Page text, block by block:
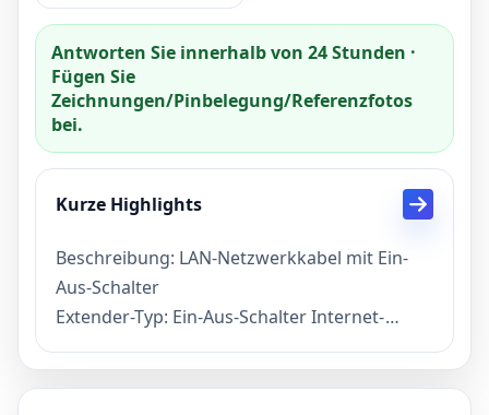
Antworten Sie innerhalb von 24 Stunden ·
Fügen Sie
Zeichnungen/Pinbelegung/Referenzfotos
bei.
Kurze Highlights
Beschreibung: LAN-Netzwerkkabel mit Ein-
Aus-Schalter
Extender-Typ: Ein-Aus-Schalter Internet-
Verlängerungskabel
Funktion: Ein-Aus-Schalter RJ45 8P8C-Kabel